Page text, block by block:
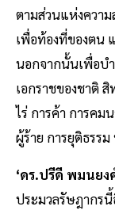
ตามส่วนแห่งความ
เพื่อท้องที่ของตน
นอกจากนั้นเพื่อบ
เอกราชของชาติ
ไร่ การค้า การคม
ผู้ร้าย การยุติธรร
‘ดร.ปรีดี พมนยง
ประมวลรัษฎากรนี้